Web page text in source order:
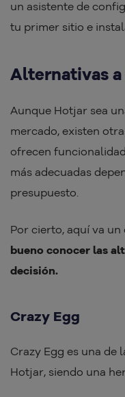
un asistente de
tu primer sitio e
Alternativas
Aunque Hotjar sea
mercado, existen
ofrecen
más adecuadas
presupuesto.
Por cierto, aquí va
bueno conocer las
decisión.
Crazy Egg
Crazy Egg es una de
Hotjar, siendo una